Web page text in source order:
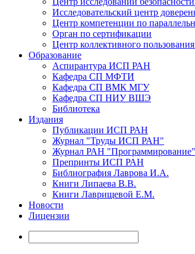
Исследовательский центр
Центр компетенции по
Орган по сертификации
Центр коллективного
Образование
Аспирантура ИСП РАН
Кафедра СП МФТИ
Кафедра СП ВМК МГУ
Кафедра СП НИУ ВШЭ
Библиотека
Издания
Публикации ИСП РАН
Журнал "Труды ИСП РАН"
Журнал РАН "Программирование"
Препринты ИСП РАН
Библиография Лаврова И.А.
Книги Липаева В.В.
Книги Лаврищевой Е.М.
Новости
Лицензии